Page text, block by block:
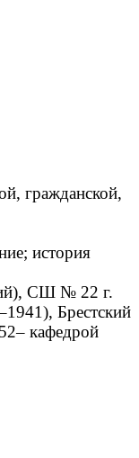
гражданской,
история
СШ № 22 г.
Брестский
кафедрой